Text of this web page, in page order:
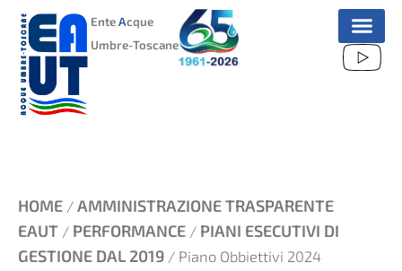
VAI
CONTENUTO
EnteAcque
Umbre-Toscane
HOME / AMMINISTRAZIONE TRASPARENTE
EAUT / PERFORMANCE / PIANI ESECUTIVI DI
GESTIONE DAL 2019 / Piano Obbiettivi 2024